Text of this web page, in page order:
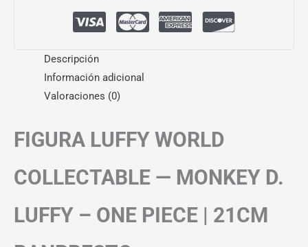
Descripción
Información adicional
Valoraciones (0)
FIGURA LUFFY WORLD
COLLECTABLE — MONKEY D.
LUFFY – ONE PIECE | 21CM